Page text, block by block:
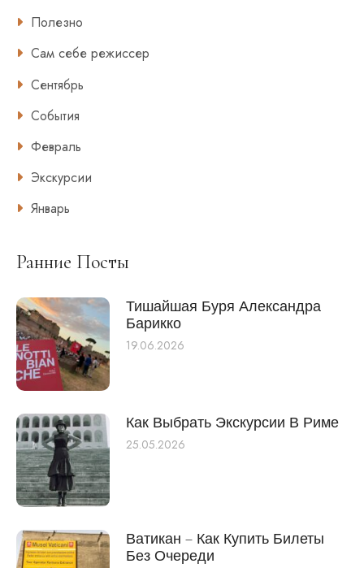
Полезно
Сам себе режиссер
Сентябрь
События
Февраль
Экскурсии
Январь
Ранние Посты
Тишайшая Буря Александра
Барикко
19.06.2026
Как Выбрать Экскурсии В Риме
25.05.2026
Ватикан – Как Купить Билеты
Без Очереди